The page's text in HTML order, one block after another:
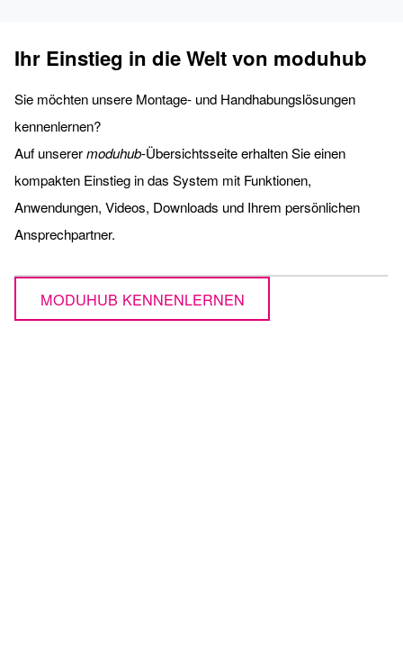
Ihr Einstieg in die Welt von moduhub
Sie möchten unsere Montage- und Handhabungslösungen
kennenlernen?
Auf unserermoduhub-Übersichtsseite erhalten Sie einen
kompakten Einstieg in das System mit Funktionen,
Anwendungen, Videos, Downloads und Ihrem persönlichen
Ansprechpartner.
MODUHUB KENNENLERNEN